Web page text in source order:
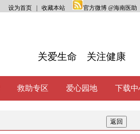
设为首页 收藏本站 官方微博 @海南医助
关爱生命 关注健康
救助专区 爱心园地 下载中